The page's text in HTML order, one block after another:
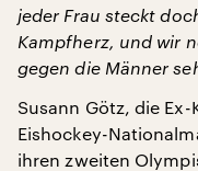
jeder Frau steckt
Kampfherz, und wir
gegen die Männer
Susann Götz, die
Eishockey-
ihren zweiten